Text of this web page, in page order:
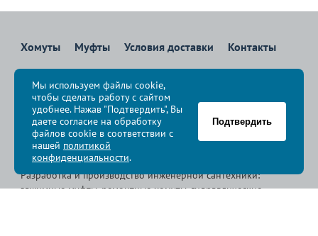
Хомуты Муфты Условия доставки Контакты
8 800 700-83-36
Звоните бесплатно с 08:00 до 17:00 по Москве
политика конфиденциальности
© Группа компаний « », 2009-2026
Разработка и производство инженерной сантехники:
зажимные муфты, ремонтные хомуты, гидравлические
Мы используем файлы cookie,
чтобы сделать работу с сайтом
удобнее. Нажав "Подтвердить", Вы
даете согласие на обработку
файлов cookie в соответствии с
нашей политикой
конфиденциальности.
Подтвердить